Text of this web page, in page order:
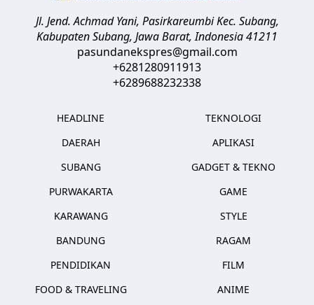
Jl. Jend. Achmad Yani, Pasirkareumbi Kec. Subang,
Kabupaten Subang, Jawa Barat,Indonesia41211
pasundanekspres@gmail.com
+6281280911913
+6289688232338
HEADLINE
DAERAH
SUBANG
PURWAKARTA
KARAWANG
BANDUNG
PENDIDIKAN
FOOD & TRAVELING
TEKNOLOGI
APLIKASI
GADGET & TEKNO
GAME
STYLE
RAGAM
FILM
ANIME